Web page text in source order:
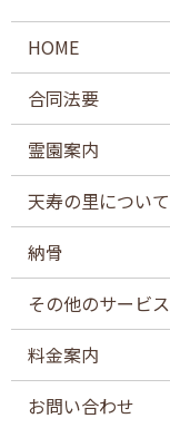
HOME
合同法要
霊園案内
天寿の里について
納骨
その他のサービス
料金案内
お問い合わせ